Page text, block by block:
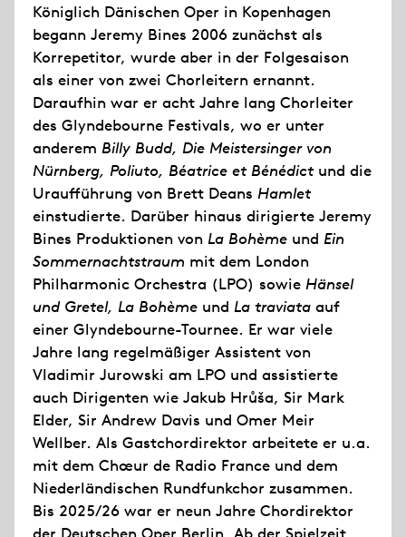
Königlich Dänischen Oper in Kopenhagen
begann Jeremy Bines 2006 zunächst als
Korrepetitor, wurde aber in der Folgesaison
als einer von zwei Chorleitern ernannt.
Daraufhin war er acht Jahre lang Chorleiter
des Glyndebourne Festivals, wo er unter
anderem Billy Budd, Die Meistersinger von
Nürnberg, Poliuto, Béatrice et Bénédictund die
Uraufführung von Brett Deans Hamlet
einstudierte. Darüber hinaus dirigierte Jeremy
Bines Produktionen von La Bohème und Ein
Sommernachtstraum mit dem London
Philharmonic Orchestra (LPO) sowie Hänsel
und Gretel, La Bohème und La traviata auf
einer Glyndebourne-Tournee. Er war viele
Jahre lang regelmäßiger Assistent von
Vladimir Jurowski am LPO und assistierte
auch Dirigenten wie Jakub Hrůša, Sir Mark
Elder, Sir Andrew Davis und Omer Meir
Wellber. Als Gastchordirektor arbeitete er u.a.
mit dem Chœur de Radio France und dem
Niederländischen Rundfunkchor zusammen.
Bis 2025/26 war er neun Jahre Chordirektor